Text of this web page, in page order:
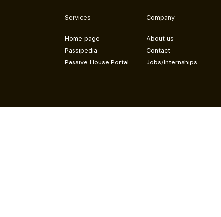
Services
Home page
Passipedia
Passive House Portal
Company
About us
Contact
Jobs/Internships